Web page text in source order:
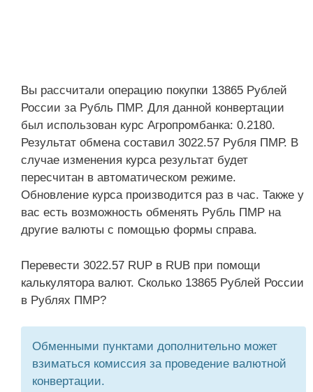
Вы рассчитали операцию покупки 13865 Рублей
России за Рубль ПМР. Для данной конвертации
был использован курс Агропромбанка: 0.2180.
Результат обмена составил 3022.57 Рубля ПМР. В
случае изменения курса результат будет
пересчитан в автоматическом режиме.
Обновление курса производится раз в час. Также у
вас есть возможность обменять Рубль ПМР на
другие валюты с помощью формы справа.
Перевести 3022.57 RUP в RUB при помощи
калькулятора валют. Сколько 13865 Рублей России
в Рублях ПМР?
Обменными пунктами дополнительно может
взиматься комиссия за проведение валютной
конвертации.